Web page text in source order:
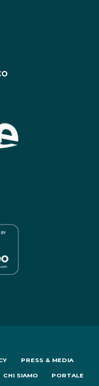
PRESS & MEDIA
CHI SIAMO PORTALE